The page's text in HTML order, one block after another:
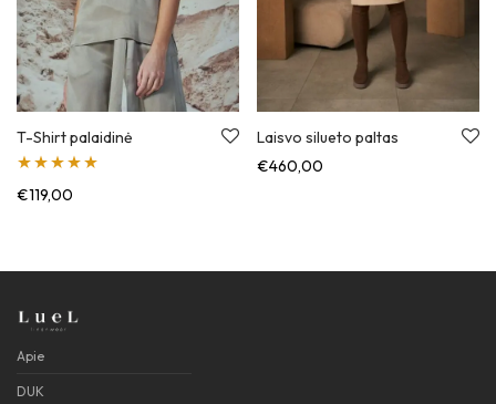
T-Shirt palaidinė
Įvertinimas:
€119,00
Laisvo silueto paltas
€460,00
Apie
DUK